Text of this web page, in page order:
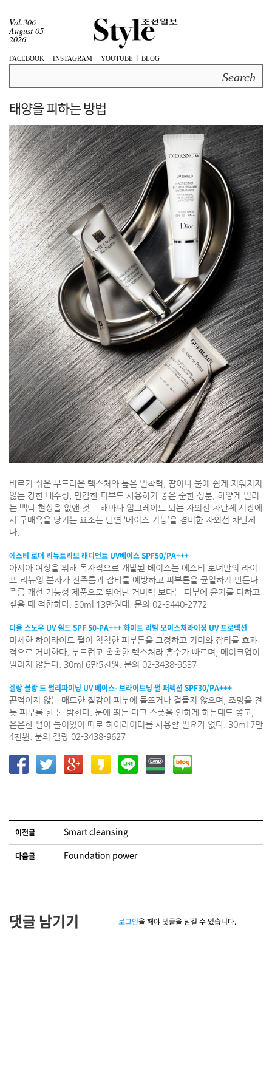
Vol.306
August 05
2026
FACEBOOK INSTAGRAM YOUTUBE BLOG
태양을 피하는 방법
바르기 쉬운 부드러운 텍스처와 높은 밀착력, 땀이나 물에 쉽게 지워지지
않는 강한 내수성, 민감한 피부도 사용하기 좋은 순한 성분, 하얗게 밀리
는 백탁 현상을 없앤 것… 해마다 업그레이드 되는 자외선 차단제 시장에
서 구매욕을 당기는 요소는 단연 ‘베이스 기능’을 겸비한 자외선 차단제
다.
에스티 로더 리뉴트리브 래디언트 UV베이스 SPF50/PA+++
아시아 여성을 위해 독자적으로 개발된 베이스는 에스티 로더만의 라이
프-리뉴잉 분자가 잔주름과 잡티를 예방하고 피부톤을 균일하게 만든다.
주름 개선 기능성 제품으로 뛰어난 커버력 보다는 피부에 윤기를 더하고
싶을 때 적합하다. 30ml 13만원대. 문의 02-3440-2772
디올 스노우 UV 쉴드 SPF 50-PA+++ 화이트 리빌 모이스처라이징 UV 프로텍션
미세한 하이라이트 펄이 칙칙한 피부톤을 교정하고 기미와 잡티를 효과
적으로 커버한다. 부드럽고 촉촉한 텍스처라 흡수가 빠르며, 메이크업이
밀리지 않는다. 30ml 6만5천원. 문의 02-3438-9537
겔랑 블랑 드 펄리파이닝 UV 베이스- 브라이트닝 펄 퍼펙션 SPF30/PA+++
끈적이지 않는 매트한 질감이 피부에 들뜨거나 겉돌지 않으며, 조명을 켠
듯 피부를 한 톤 밝힌다. 눈에 띄는 다크 스폿을 연하게 하는데도 좋고,
은은한 펄이 들어있어 따로 하이라이터를 사용할 필요가 없다. 30ml 7만
4천원. 문의 겔랑 02-3438-9627
글 네비게이션
이전글 Smart cleansing
다음글 Foundation power
댓글 남기기 로그인을 해야 댓글을 남길 수 있습니다.